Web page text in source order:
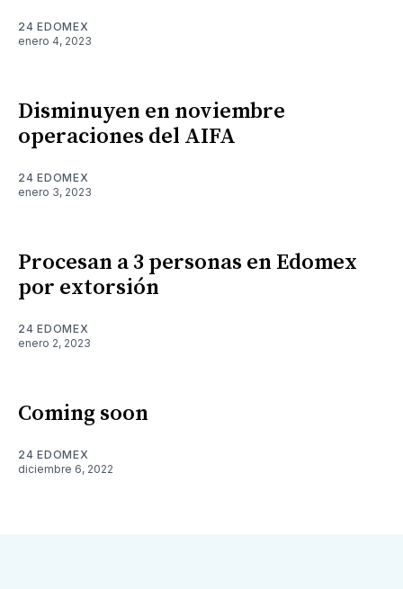
24 EDOMEX
enero 4, 2023
Disminuyen en noviembre
operaciones del AIFA
24 EDOMEX
enero 3, 2023
Procesan a 3 personas en Edomex
por extorsión
24 EDOMEX
enero 2, 2023
Coming soon
24 EDOMEX
diciembre 6, 2022